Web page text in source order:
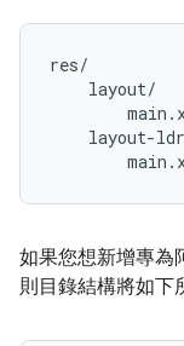
res/
    layout/
layout-
如果您想新增專為
則目錄結構將如下